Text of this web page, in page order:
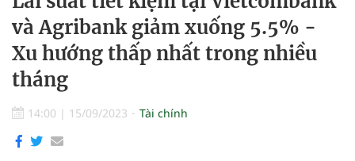
và Agribank giảm xuống 5.5% -
Xu hướng thấp nhất trong nhiều
tháng
14:00 | 15/09/2023 Tài chính